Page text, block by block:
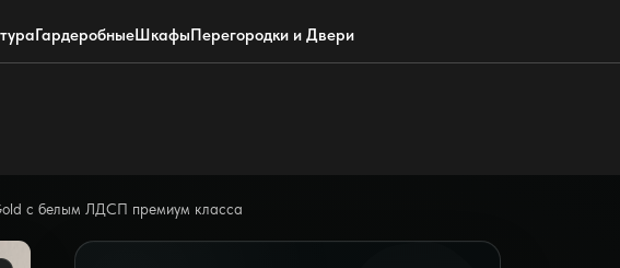
ГардеробныеШкафыПерегородки и Двери
Telegram WhatsApp Max Почта
с белым ЛДСП премиум класса